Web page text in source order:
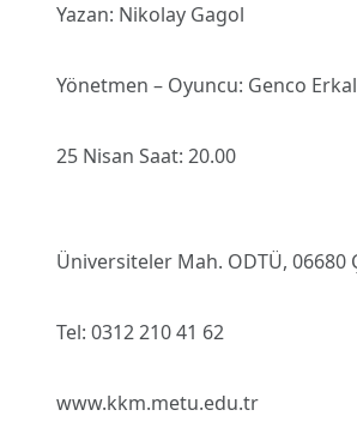
Yazan: Nikolay Gagol
Yönetmen – Oyuncu: Genco Erkal
25 Nisan Saat: 20.00
Üniversiteler Mah. ODTÜ, 06680
Tel: 0312 210 41 62
www.kkm.metu.edu.tr